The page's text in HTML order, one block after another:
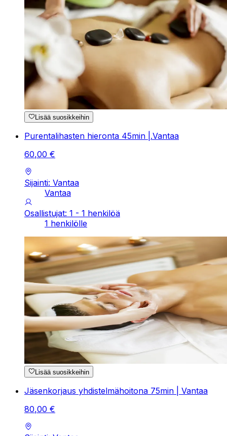
Lisää suosikkeihin
Purentalihasten hieronta 45min |.Vantaa
60,00 €
Sijainti: Vantaa
Vantaa
Osallistujat: 1 - 1 henkilöä
1 henkilölle
Lisää suosikkeihin
Jäsenkorjaus yhdistelmähoitona 75min | Vantaa
80,00 €